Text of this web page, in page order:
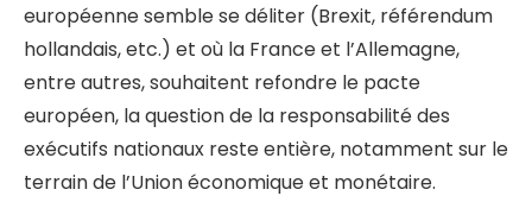
européenne semble se déliter (Brexit, référendum
hollandais, etc.) et où la France et l’Allemagne,
entre autres, souhaitent refondre le pacte
européen, la question de la responsabilité des
exécutifs nationaux reste entière, notamment sur le
terrain de l’Union économique et monétaire.